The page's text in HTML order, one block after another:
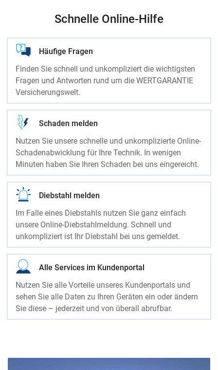
Schnelle Online-Hilfe
Häufige Fragen
Finden Sie schnell und unkompliziert die wichtigsten
Fragen und Antworten rund um die WERTGARANTIE
Versicherungswelt.
Schaden melden
Nutzen Sie unsere schnelle und unkomplizierte Online-
Schadenabwicklung für Ihre Technik. In wenigen
Minuten haben Sie Ihren Schaden bei uns eingereicht.
Diebstahl melden
Im Falle eines Diebstahls nutzen Sie ganz einfach
unsere Online-Diebstahlmeldung. Schnell und
unkompliziert ist Ihr Diebstahl bei uns gemeldet.
Alle Services im Kundenportal
Nutzen Sie alle Vorteile unseres Kundenportals und
sehen Sie alle Daten zu Ihren Geräten ein oder ändern
Sie diese – jederzeit und von überall abrufbar.